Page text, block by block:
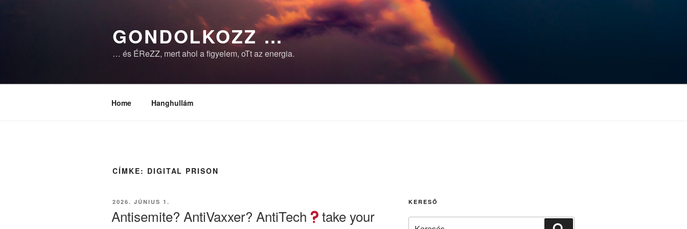
GONDOLKOZZ …
… és ÉReZZ, mert ahol a figyelem, oTt az energia.
Home Hanghullám
CÍMKE: DIGITAL PRISON
BEKÜLDVE:
2026. JÚNIUS 1.
Antisemite? AntiVaxxer? AntiTech
take your
KERESŐ